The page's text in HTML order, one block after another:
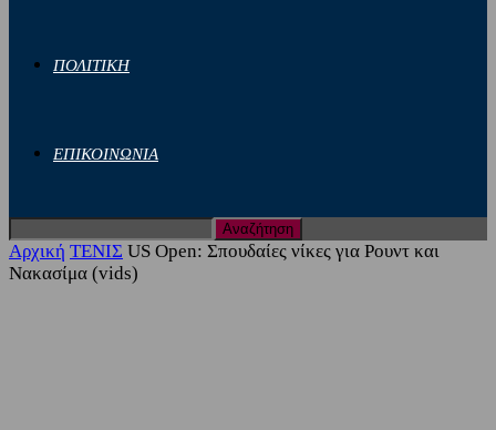
ΠΟΛΙΤΙΚΗ
ΕΠΙΚΟΙΝΩΝΙΑ
Αρχική ΤΕΝΙΣ US Open: Σπουδαίες νίκες για Ρουντ και
Νακασίμα (vids)